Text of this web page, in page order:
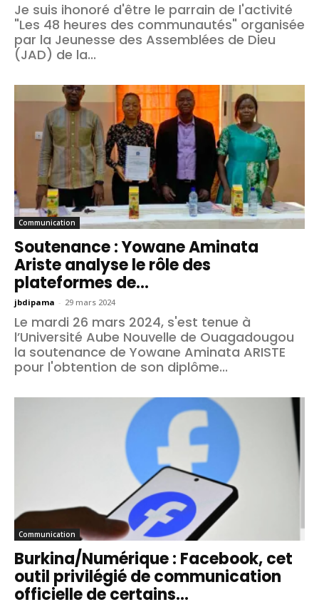
Je suis ihonoré d'être le parrain de l'activité
"Les 48 heures des communautés" organisée
par la Jeunesse des Assemblées de Dieu
(JAD) de la...
Communication
Soutenance : Yowane Aminata
Ariste analyse le rôle des
plateformes de...
jbdipama - 29 mars 2024
Le mardi 26 mars 2024, s'est tenue à
l’Université Aube Nouvelle de Ouagadougou
la soutenance de Yowane Aminata ARISTE
pour l'obtention de son diplôme...
Communication
Burkina/Numérique : Facebook, cet
outil privilégié de communication
officielle de certains...